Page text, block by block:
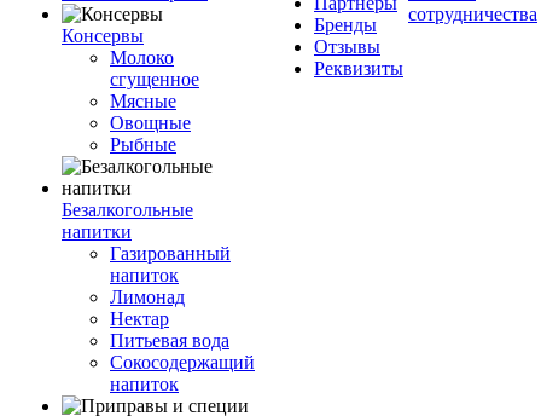
Консервы
Молоко
сгущенное
Мясные
Овощные
Рыбные
Безалкогольные
напитки
Газированный
напиток
Лимонад
Нектар
Питьевая вода
Сокосодержащий
напиток
Бренды
Отзывы
Реквизиты
сотрудничества